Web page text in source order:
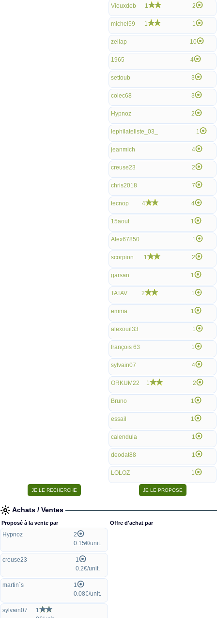
Vieuxdeb 1 2
michel59 1 1
zellap 10
1965 4
settoub 3
colec68 3
Hypnoz 2
lephilateliste_03_ 1
jeanmich 4
creuse23 2
chris2018 7
tecnop 4 4
15aout 1
Alex67850 1
scorpion 1 2
garsan 1
TATAV 2 1
emma 1
alexouil33 1
françois 63 1
sylvain07 4
ORKUM22 1 2
Bruno 1
essail 1
calendula 1
deodat88 1
LOLOZ 1
Achats / Ventes
Proposé à la vente par
Hypnoz
2
0.15€/unit.
creuse23
1
0.2€/unit.
martin`s
1
0.08€/unit.
sylvain07
1
Offre d'achat par